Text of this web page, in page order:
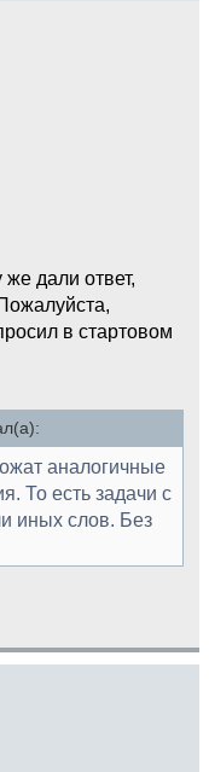
дали ответ,
в стартовом
аналогичные
То есть задачи с
иных слов. Без